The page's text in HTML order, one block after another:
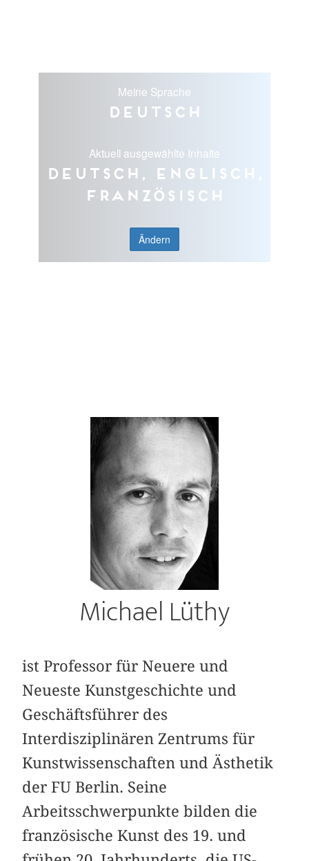
Meine Sprache
Deutsch
Aktuell ausgewählte Inhalte
Deutsch, Englisch,
Französisch
Ändern
Michael Lüthy
ist Professor für Neuere und
Neueste Kunstgeschichte und
Geschäftsführer des
Interdisziplinären Zentrums für
Kunstwissenschaften und Ästhetik
der FU Berlin. Seine
Arbeitsschwerpunkte bilden die
französische Kunst des 19. und